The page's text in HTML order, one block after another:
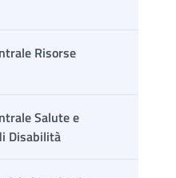
Risorse
Salute e
Disabilità